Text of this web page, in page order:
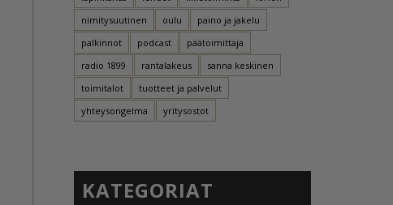
nimitysuutinen
oulu
paino ja jakelu
palkinnot
podcast
päätoimittaja
radio 1899
rantalakeus
sanna keskinen
toimitalot
tuotteet ja palvelut
yhteysongelma
yritysostot
KATEGORIAT